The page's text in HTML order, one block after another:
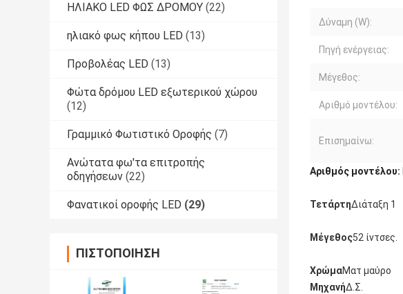
ΗΛΙΑΚΟ LED ΦΩΣ ΔΡΟΜΟΥ (22)
ηλιακό φως κήπου LED (13)
Προβολέας LED (13)
Φώτα δρόμου LED εξωτερικού χώρου
(12)
Γραμμικό Φωτιστικό Οροφής (7)
Ανώτατα φω'τα επιτροπής
οδηγήσεων (22)
Φανατικοί οροφής LED (29)
ΠΙΣΤΟΠΟΊΗΣΗ
Δύναμη (W):
Πηγή ενέργειας:
Μέγεθος:
Αριθμό μοντέλου:
Επισημαίνω:
Αριθμός μοντέλου:
ΤετάρτηΔιάταξη 1
Μέγεθος52 ίντσες.
ΧρώμαΜατ μαύρο
ΜηχανήΔ.Σ.